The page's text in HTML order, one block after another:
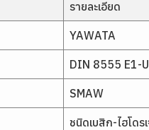
รายละเอียด
YAWATA
DIN 8555 E1-
SMAW
ชนิดเบสิก-ไฮโด